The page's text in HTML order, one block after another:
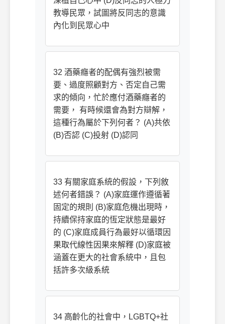
教導民眾，試圖將反同志的意識
內化到民眾心中
32 酒藥癮者的配偶有強烈被需
要、過度照顧對方、否定自己需
求的傾向，忙於應付酒藥癮者的
需要， 有時候還會為對方辯解，
這種行為屬於下列何者？ (A)共依
(B)否認 (C)投射 (D)認同
33 有關家庭系統的假設，下列敘
述何者錯誤？ (A)家庭運作遵循著
固定的規則 (B)家庭危機出現時，
持續保持家庭的恆定狀態是最好
的 (C)家庭成員行為最好以循環因
果取代線性因果來解釋 (D)家庭被
涵蓋在更大的社會系統中，且包
括許多次級系統
34 高齡化的社會中，LGBTQ+社